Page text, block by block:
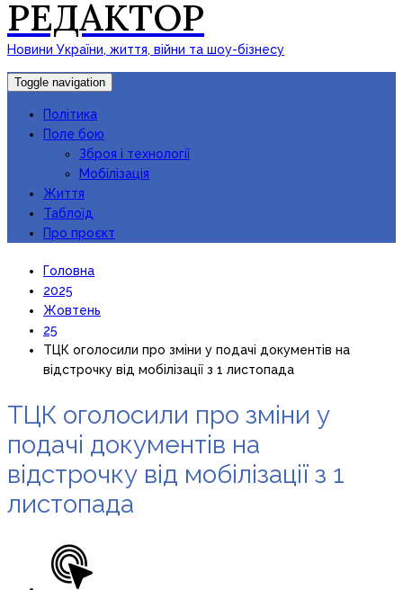
РЕДАКТОР
Новини України, життя, війни та шоу-бізнесу
Toggle navigation
Політика
Поле бою
Зброя і технології
Мобілізація
Життя
Таблоїд
Про проєкт
Головна
2025
Жовтень
25
ТЦК оголосили про зміни у подачі документів на
відстрочку від мобілізації з 1 листопада
ТЦК оголосили про зміни у
подачі документів на
відстрочку від мобілізації з 1
листопада